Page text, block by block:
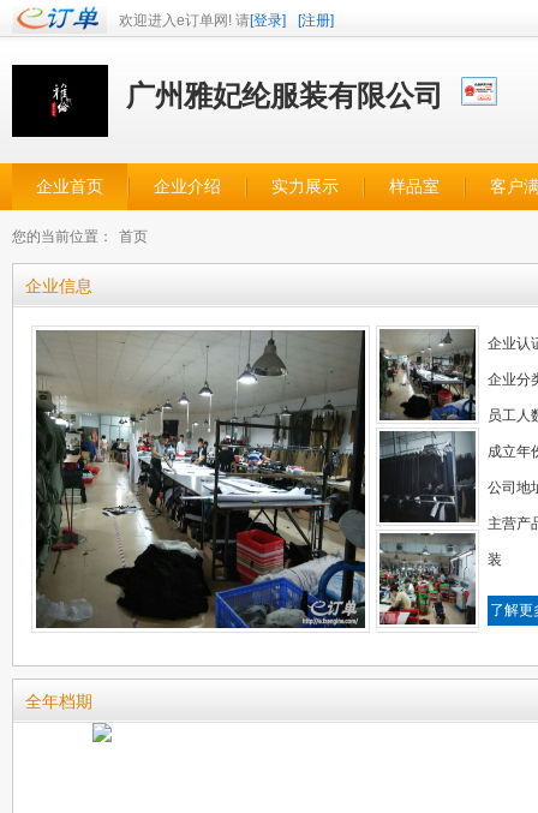
欢迎进入e订单网! 请[登录] [注册]
广州雅妃纶服装有限公司
企业首页 企业介绍 实力展示 样品室 客户
您的当前位置： 首页
企业信息
企业认
企业分
员工人
成立年
公司地
主营产
装
了解更
全年档期